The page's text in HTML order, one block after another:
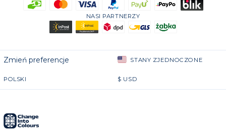
NASI PARTNERZY
Zmień preferencje STANY ZJEDNOCZONE
POLSKI $ USD